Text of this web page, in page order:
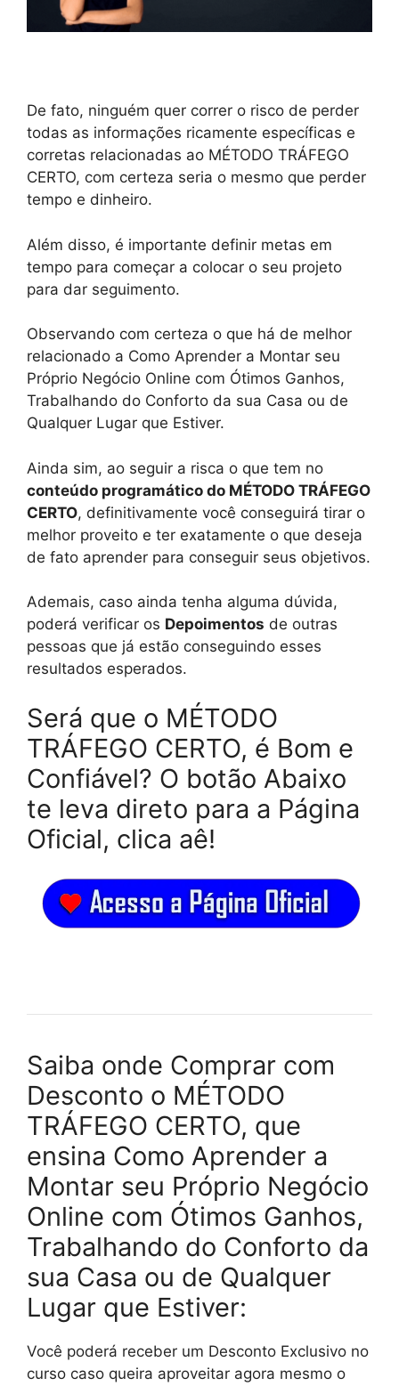
De fato, ninguém quer correr o risco de perder
todas as informações ricamente específicas e
corretas relacionadas ao MÉTODO TRÁFEGO
CERTO, com certeza seria o mesmo que perder
tempo e dinheiro.
Além disso, é importante definir metas em
tempo para começar a colocar o seu projeto
para dar seguimento.
Observando com certeza o que há de melhor
relacionado a Como Aprender a Montar seu
Próprio Negócio Online com Ótimos Ganhos,
Trabalhando do Conforto da sua Casa ou de
Qualquer Lugar que Estiver.
Ainda sim, ao seguir a risca o que tem no
conteúdo programático do MÉTODO TRÁFEGO
CERTO, definitivamente você conseguirá tirar o
melhor proveito e ter exatamente o que deseja
de fato aprender para conseguir seus objetivos.
Ademais, caso ainda tenha alguma dúvida,
poderá verificar os Depoimentos de outras
pessoas que já estão conseguindo esses
resultados esperados.
Será que o MÉTODO
TRÁFEGO CERTO, é Bom e
Confiável? O botão Abaixo
te leva direto para a Página
Oficial, clica aê!
Saiba onde Comprar com
Desconto o MÉTODO
TRÁFEGO CERTO, que
ensina Como Aprender a
Montar seu Próprio Negócio
Online com Ótimos Ganhos,
Trabalhando do Conforto da
sua Casa ou de Qualquer
Lugar que Estiver:
Você poderá receber um Desconto Exclusivo no
curso caso queira aproveitar agora mesmo o